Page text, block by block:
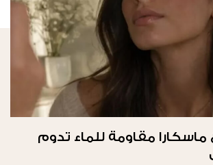
أنواع ماسكارا مقاومة للماء تدوم